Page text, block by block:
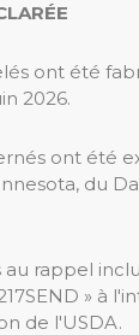
ont été
2026.
ont été
du
au rappel
» à
de l'USDA.